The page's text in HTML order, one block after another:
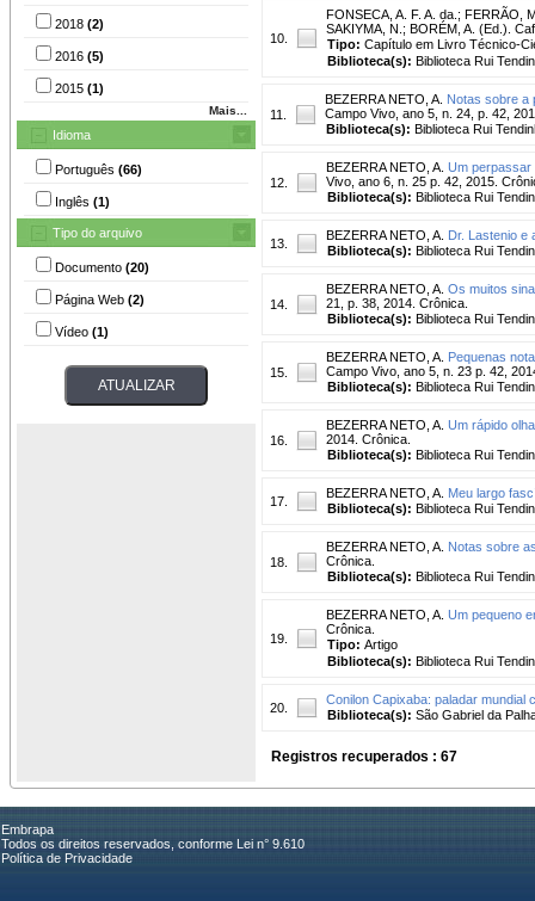
2018 (2)
2016 (5)
2015 (1)
Mais...
Idioma
Português (66)
Inglês (1)
Tipo do arquivo
Documento (20)
Página Web (2)
Vídeo (1)
10.
FONSECA, A. F. A. da. ; FERRÃO,
SAKIYMA, N.; BORÉM, A. (Ed.).
Tipo: Capítulo em Livro Técnico-
Biblioteca(s): Biblioteca Rui
11.
BEZERRA NETO, A. Notas sobre a
Campo Vivo, ano 5, n. 24, p. 42,
Biblioteca(s): Biblioteca Rui
12.
BEZERRA NETO, A. Um perpassar
Vivo, ano 6, n. 25 p. 42, 2015.
Biblioteca(s): Biblioteca Rui
13.
BEZERRA NETO, A. Dr. Lastenio e
Biblioteca(s): Biblioteca Rui
14.
BEZERRA NETO, A. Os muitos
21, p. 38, 2014. Crônica.
Biblioteca(s): Biblioteca Rui
15.
BEZERRA NETO, A. Pequenas
Campo Vivo, ano 5, n. 23 p. 42,
Biblioteca(s): Biblioteca Rui
16.
BEZERRA NETO, A. Um rápido
2014. Crônica.
Biblioteca(s): Biblioteca Rui
17.
BEZERRA NETO, A. Meu largo
Biblioteca(s): Biblioteca Rui
18.
BEZERRA NETO, A. Notas sobre
Crônica.
Biblioteca(s): Biblioteca Rui
19.
BEZERRA NETO, A. Um pequeno
Crônica.
Tipo: Artigo
Biblioteca(s): Biblioteca Rui
20.
Conilon Capixaba: paladar mundial
Biblioteca(s): São Gabriel da
Registros recuperados : 67
Embrapa
Todos os direitos reservados, conforme Lei n° 9.610
Política de Privacidade